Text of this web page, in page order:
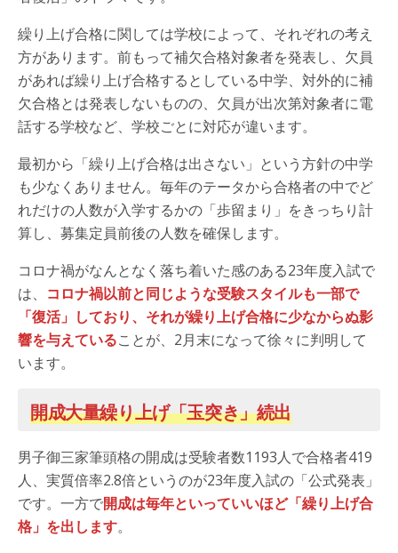
繰り上げ合格に関しては学校によって、それぞれの考え
方があります。前もって補欠合格対象者を発表し、欠員
があれば繰り上げ合格するとしている中学、対外的に補
欠合格とは発表しないものの、欠員が出次第対象者に電
話する学校など、学校ごとに対応が違います。
最初から「繰り上げ合格は出さない」という方針の中学
も少なくありません。毎年のテータから合格者の中でど
れだけの人数が入学するかの「歩留まり」をきっちり計
算し、募集定員前後の人数を確保します。
コロナ禍がなんとなく落ち着いた感のある23年度入試で
は、 コロナ禍以前と同じような受験スタイルも一部で
「復活」しており、それが繰り上げ合格に少なからぬ影
響を与えていることが、2月末になって徐々に判明して
います。
開成大量繰り上げ「玉突き」続出
男子御三家筆頭格の開成は受験者数1193人で合格者419
人、実質倍率2.8倍というのが23年度入試の「公式発表」
です。一方で開成は毎年といっていいほど「繰り上げ合
格」を出します。